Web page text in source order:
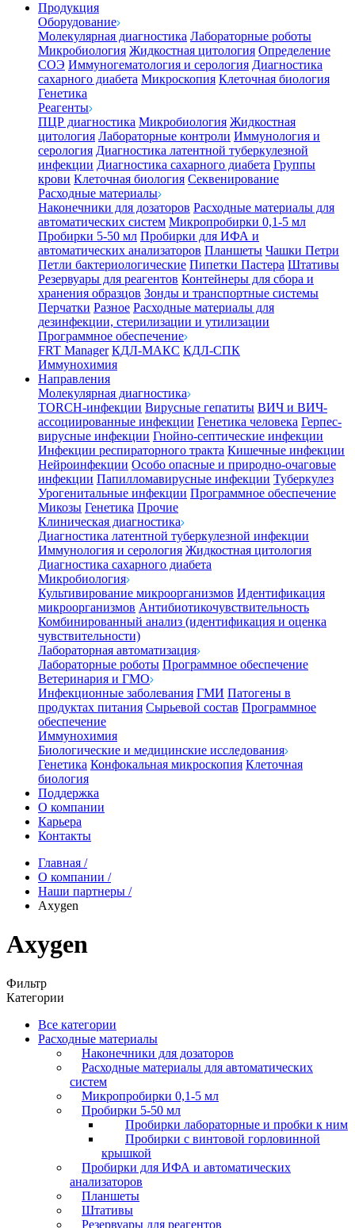
Продукция
Оборудование
Молекулярная диагностика Лабораторные роботы
Микробиология Жидкостная цитология Определение
СОЭ Иммуногематология и серология Диагностика
сахарного диабета Микроскопия Клеточная биология
Генетика
Реагенты
ПЦР диагностика Микробиология Жидкостная
цитология Лабораторные контроли Иммунология и
серология Диагностика латентной туберкулезной
инфекции Диагностика сахарного диабета Группы
крови Клеточная биология Секвенирование
Расходные материалы
Наконечники для дозаторов Расходные материалы для
автоматических систем Микропробирки 0,1-5 мл
Пробирки 5-50 мл Пробирки для ИФА и
автоматических анализаторов Планшеты Чашки Петри
Петли бактериологические Пипетки Пастера Штативы
Резервуары для реагентов Контейнеры для сбора и
хранения образцов Зонды и транспортные системы
Перчатки Разное Расходные материалы для
дезинфекции, стерилизации и утилизации
Программное обеспечение
FRT Manager КДЛ-МАКС КДЛ-СПК
Иммунохимия
Направления
Молекулярная диагностика
TORCH-инфекции Вирусные гепатиты ВИЧ и ВИЧ-
ассоциированные инфекции Генетика человека Герпес-
вирусные инфекции Гнойно-септические инфекции
Инфекции респираторного тракта Кишечные инфекции
Нейроинфекции Особо опасные и природно-очаговые
инфекции Папилломавирусные инфекции Туберкулез
Урогенитальные инфекции Программное обеспечение
Микозы Генетика Прочие
Клиническая диагностика
Диагностика латентной туберкулезной инфекции
Иммунология и серология Жидкостная цитология
Диагностика сахарного диабета
Микробиология
Культивирование микроорганизмов Идентификация
микроорганизмов Антибиотикочувствительность
Комбинированный анализ (идентификация и оценка
чувствительности)
Лабораторная автоматизация
Лабораторные роботы Программное обеспечение
Ветеринария и ГМО
Инфекционные заболевания ГМИ Патогены в
продуктах питания Сырьевой состав Программное
обеспечение
Иммунохимия
Биологические и медицинские исследования
Генетика Конфокальная микроскопия Клеточная
биология
Поддержка
О компании
Карьера
Контакты
Главная /
О компании /
Наши партнеры /
Axygen
Axygen
Фильтр
Категории
Все категории
Расходные материалы
Наконечники для дозаторов
Расходные материалы для автоматических
систем
Микропробирки 0,1-5 мл
Пробирки 5-50 мл
Пробирки лабораторные и пробки к ним
Пробирки с винтовой горловинной
крышкой
Пробирки для ИФА и автоматических
анализаторов
Планшеты
Штативы
Резервуары для реагентов